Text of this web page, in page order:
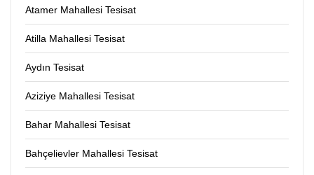
Atamer Mahallesi Tesisat
Atilla Mahallesi Tesisat
Aydın Tesisat
Aziziye Mahallesi Tesisat
Bahar Mahallesi Tesisat
Bahçelievler Mahallesi Tesisat